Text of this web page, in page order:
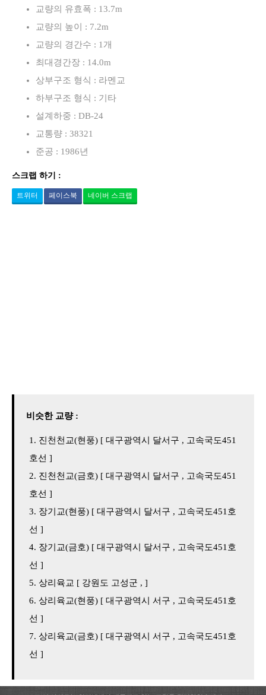
교량의 유효폭 : 13.7m
교량의 높이 : 7.2m
교량의 경간수 : 1개
최대경간장 : 14.0m
상부구조 형식 : 라멘교
하부구조 형식 : 기타
설계하중 : DB-24
교통량 : 38321
준공 : 1986년
스크랩 하기 :
트위터 페이스북 네이버 스크랩
비슷한 교량 :
진천천교(현풍) [ 대구광역시 달서구 , 고속국도451
호선 ]
진천천교(금호) [ 대구광역시 달서구 , 고속국도451
호선 ]
장기교(현풍) [ 대구광역시 달서구 , 고속국도451호
선 ]
장기교(금호) [ 대구광역시 달서구 , 고속국도451호
선 ]
상리육교 [ 강원도 고성군 , ]
상리육교(현풍) [ 대구광역시 서구 , 고속국도451호
선 ]
상리육교(금호) [ 대구광역시 서구 , 고속국도451호
선 ]